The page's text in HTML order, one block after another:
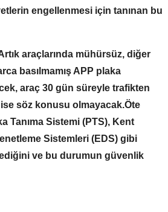
engellenmesi için tanınan bu
araçlarında mühürsüz, diğer
basılmamış APP plaka
araç 30 gün süreyle trafikten
söz konusu olmayacak.Öte
Tanıma Sistemi (PTS), Kent
Sistemleri (EDS) gibi
ve bu durumun güvenlik